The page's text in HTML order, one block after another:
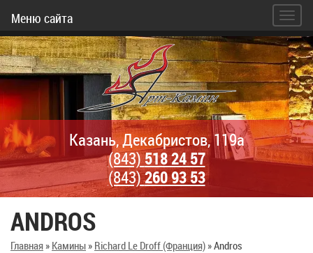
Меню сайта
Казань, Декабристов, 119а
(843)518 24 57
(843)260 93 53
ANDROS
Главная» Камины» Richard Le Droff (Франция)»Andros